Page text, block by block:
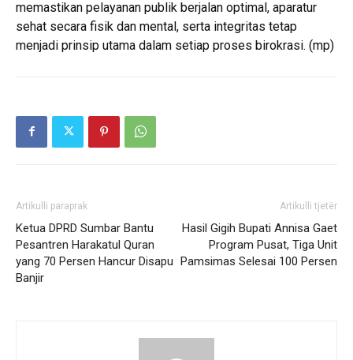
memastikan pelayanan publik berjalan optimal, aparatur
sehat secara fisik dan mental, serta integritas tetap
menjadi prinsip utama dalam setiap proses birokrasi. (mp)
Artikulli paraprak
Ketua DPRD Sumbar Bantu
Pesantren Harakatul Quran
yang 70 Persen Hancur Disapu
Banjir
Artikulli tjetër
Hasil Gigih Bupati Annisa Gaet
Program Pusat, Tiga Unit
Pamsimas Selesai 100 Persen